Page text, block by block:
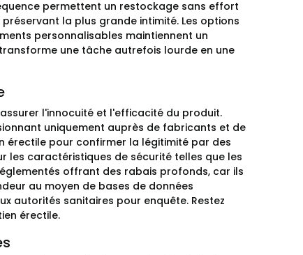
permettent un restockage sans effort
la plus grande intimité. Les options
personnalisables maintiennent un
une tâche autrefois lourde en une
l'innocuité et l'efficacité du produit.
uniquement auprès de fabricants et de
érectile pour confirmer la légitimité par des
les caractéristiques de sécurité telles que les
offrant des rabais profonds, car ils
au moyen de bases de données
autorités sanitaires pour enquête. Restez
érectile.